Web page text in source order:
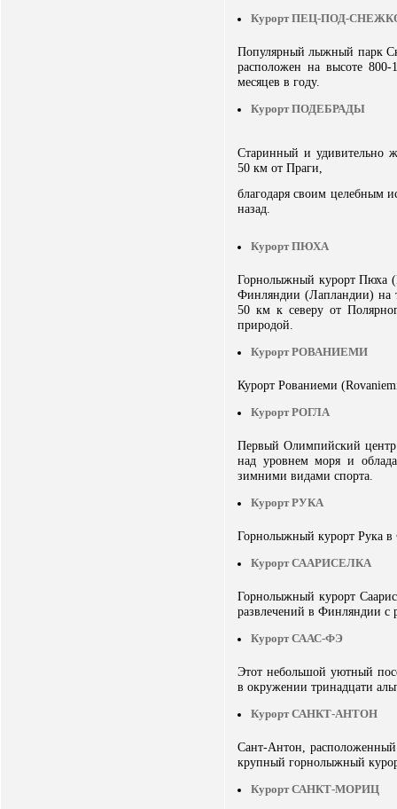
Курорт ПЕЦ-ПОД-
Популярный лыжный парк
расположен на высоте
месяцев в году.
Курорт ПОДЕБРАДЫ
Старинный и удивительно
50 км от Праги,
благодаря своим целебным
назад.
Курорт ПЮХА
Горнолыжный курорт Пюха
Финляндии (Лапландии) на
50 км к северу от
природой.
Курорт РОВАНИЕМИ
Курорт Рованиеми
Курорт РОГЛА
Первый Олимпийский
над уровнем моря и
зимними видами спорта.
Курорт РУКА
Горнолыжный курорт Рука
Курорт СААРИСЕЛКА
Горнолыжный курорт
развлечений в Финляндии с
Курорт СААС-ФЭ
Этот небольшой уютный
в окружении тринадцати
Курорт САНКТ-АНТОН
Сант-Антон,
крупный горнолыжный
Курорт САНКТ-МОРИЦ